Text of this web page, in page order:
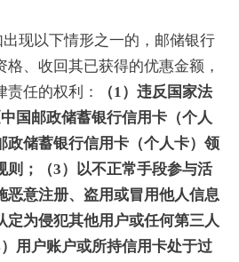
现以下情形之一的，邮储银行
、收回其已获得的优惠金额，
任的权利：
（1）违反国家法
国邮政储蓄银行信用卡（个人
政储蓄银行信用卡（个人卡）领
则；（3）以不正常手段参与活
恶意注册、盗用或冒用他人信息
定为侵犯其他用户或任何第三人
用户账户或所持信用卡处于过